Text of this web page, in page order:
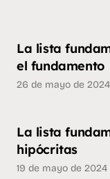
La lista
el fundamento
26 de mayo de 2024
La lista
hipócritas
19 de mayo de 2024